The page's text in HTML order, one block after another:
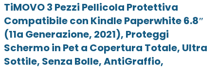
TiMOVO 3 Pezzi Pellicola Protettiva
Compatibile con Kindle Paperwhite 6.8″
(11a Generazione, 2021), Proteggi
Schermo in Pet a Copertura Totale, Ultra
Sottile, Senza Bolle, AntiGraffio,